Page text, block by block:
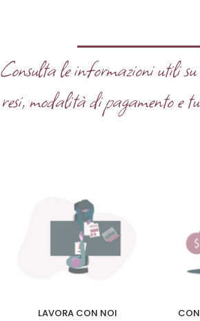
Consulta le informazioni utili su
resi, modalità di pagamento e
LAVORA CON NOI